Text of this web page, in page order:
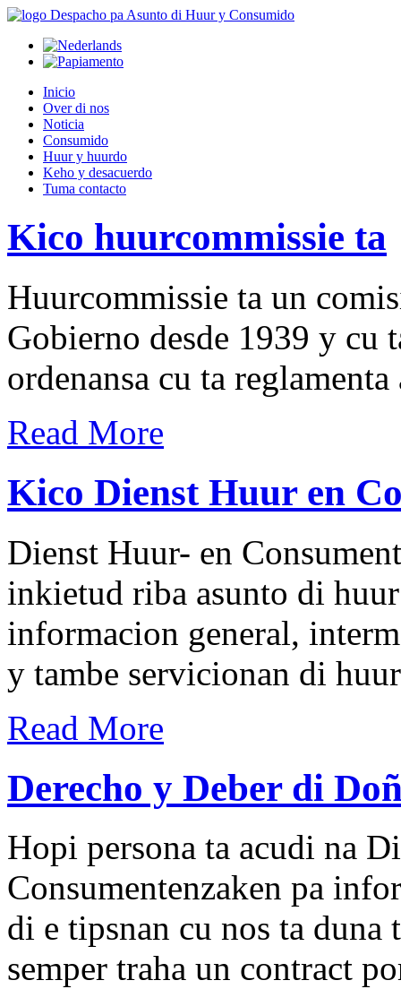
Inicio
Over di nos
Noticia
Consumido
Huur y huurdo
Keho y desacuerdo
Tuma contacto
Kico huurcommissie ta
Huurcommissie ta un
Gobierno desde 1939 y cu
ordenansa cu ta
Read More
Kico Dienst Huur en
Dienst Huur- en
inkietud riba asunto di
informacion general,
y tambe servicionan di
Read More
Derecho y Deber di
Hopi persona ta acudi na
Consumentenzaken pa
di e tipsnan cu nos ta duna
semper traha un contract